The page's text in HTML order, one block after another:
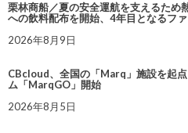
栗林商船／夏の安全運航を支えるため
への飲料配布を開始、4年目となるフ
2026年8月9日
CBcloud、全国の「Marq」施設を起
ム「MarqGO」開始
2026年8月5日